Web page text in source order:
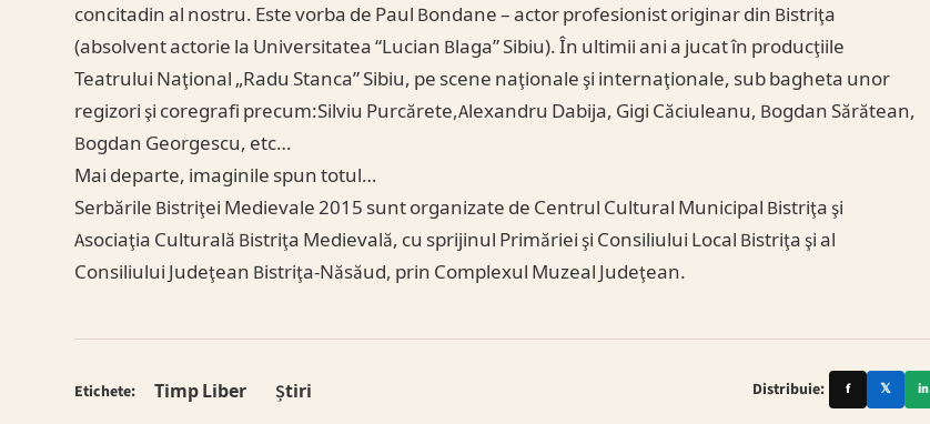
concitadin al nostru. Este vorba de Paul Bondane – actor profesionist originar din Bistriţa
(absolvent actorie la Universitatea “Lucian Blaga” Sibiu). În ultimii ani a jucat în producţiile
Teatrului Naţional „Radu Stanca” Sibiu, pe scene naţionale şi internaţionale, sub bagheta unor
regizori şi coregrafi precum:Silviu Purcărete,Alexandru Dabija, Gigi Căciuleanu, Bogdan Sărătean,
Bogdan Georgescu, etc…
Mai departe, imaginile spun totul…
Serbările Bistriţei Medievale 2015 sunt organizate de Centrul Cultural Municipal Bistriţa şi
Asociaţia Culturală Bistriţa Medievală, cu sprijinul Primăriei şi Consiliului Local Bistriţa şi al
Consiliului Judeţean Bistriţa-Năsăud, prin Complexul Muzeal Judeţean.
Etichete: Timp Liber Știri Distribuie: f 𝕏 in